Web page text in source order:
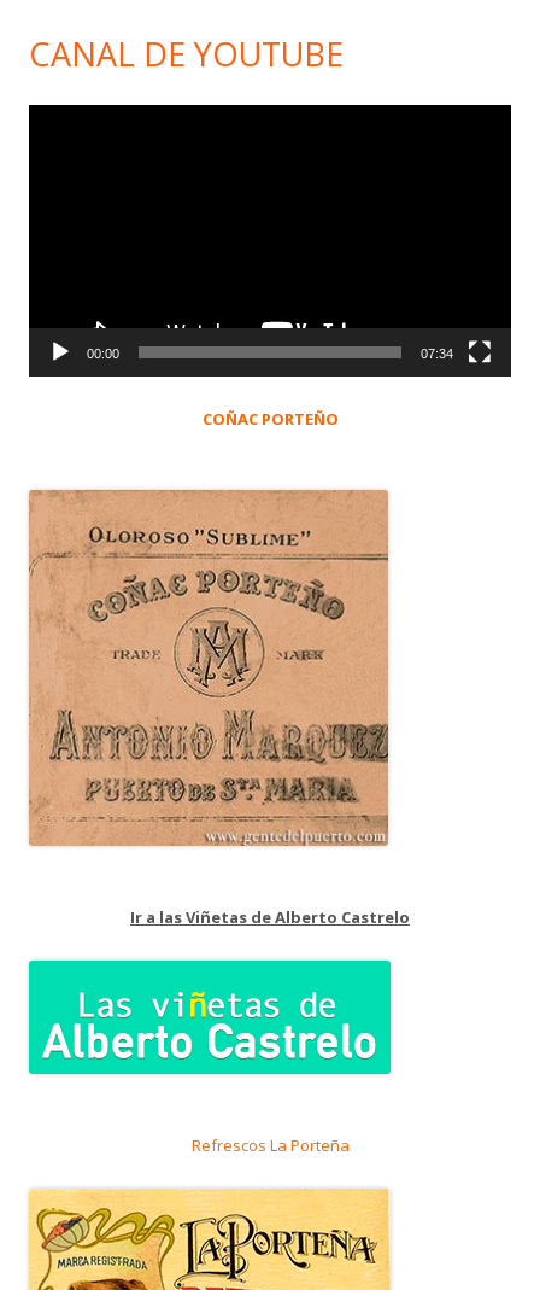
CANAL DE YOUTUBE
00:00 07:34
COÑAC PORTEÑO
Ir a las Viñetas de Alberto Castrelo
Refrescos La Porteña